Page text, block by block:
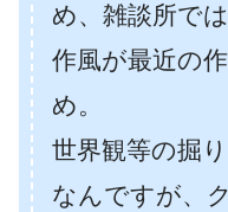
め、雑談所で
作風が最近の
め。
世界観等の掘
なんですが、